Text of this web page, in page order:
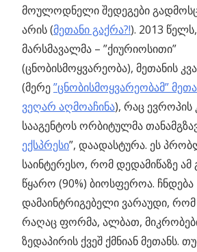
მოულოდნელი შედეგები
არის (მეთანი გაქრა?!). 2013
მარსმავალმა – ”ქიურიოსითი”
(ცნობისმოყვარეობა), მეთანის
(მერე”ცნობისმოყვარეობამ”
ვეღარ აღმოაჩინა), რაც ევროპის
სააგენტოს ორბიტულმა
ექსპრესი”, დაადასტურა. ეს
საინტერესო, რომ დედამიწაზე ამ
წყარო (90%) ბიოსფეროა. ჩნდება
დამაინტრიგებელი ვარაუდი,
რაღაც ფორმა, ალბათ,
ზედაპირის ქვეშ ქმნიან მეთანს.